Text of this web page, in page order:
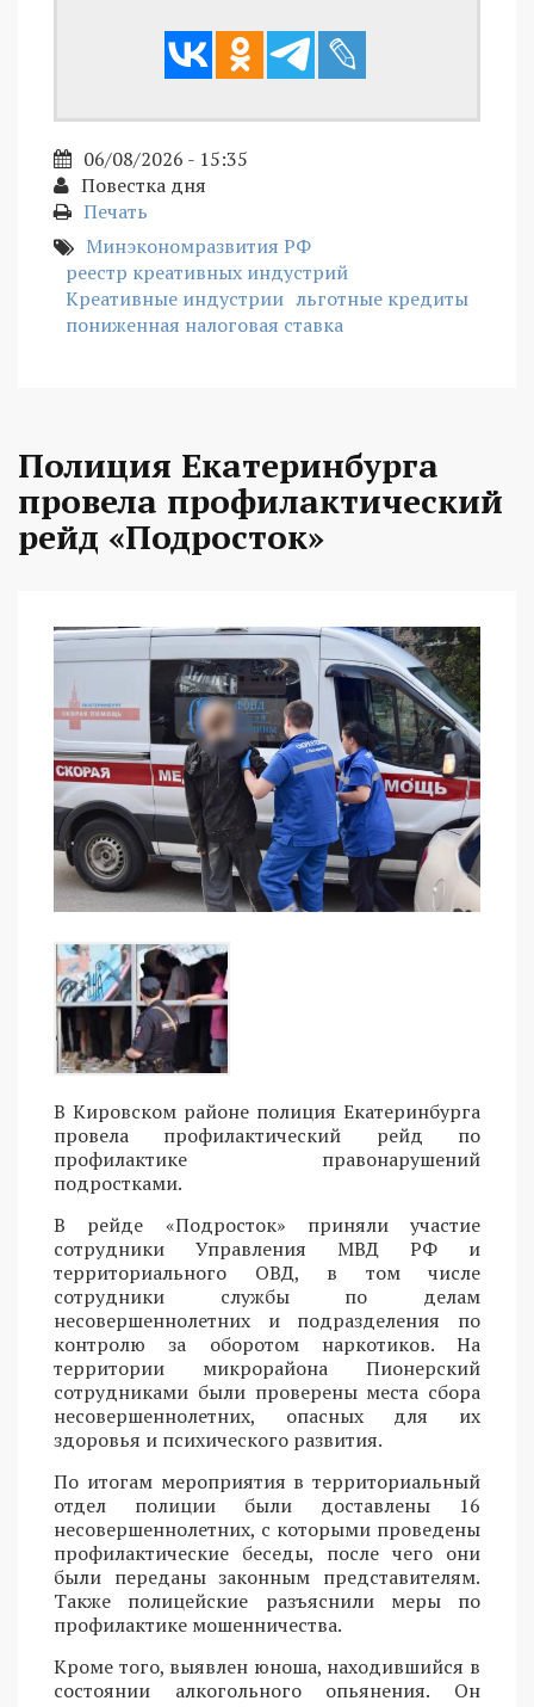
06/08/2026 - 15:35
Повестка дня
Печать
Минэкономразвития РФ
реестр креативных индустрий
Креативные индустрии льготные кредиты
пониженная налоговая ставка
Полиция Екатеринбурга
провела профилактический
рейд «Подросток»
В Кировском районе полиция Екатеринбурга
провела профилактический рейд по
профилактике правонарушений
подростками.
В рейде «Подросток» приняли участие
сотрудники Управления МВД РФ и
территориального ОВД, в том числе
сотрудники службы по делам
несовершеннолетних и подразделения по
контролю за оборотом наркотиков. На
территории микрорайона Пионерский
сотрудниками были проверены места сбора
несовершеннолетних, опасных для их
здоровья и психического развития.
По итогам мероприятия в территориальный
отдел полиции были доставлены 16
несовершеннолетних, с которыми проведены
профилактические беседы, после чего они
были переданы законным представителям.
Также полицейские разъяснили меры по
профилактике мошенничества.
Кроме того, выявлен юноша, находившийся в
состоянии алкогольного опьянения. Он